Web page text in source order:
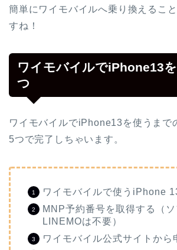
簡単にワイモバイルへ乗り換えるこ
すね！
ワイモバイルでiPhone13
つ
ワイモバイルでiPhone13を使うまで
5つで完了しちゃいます。
ワイモバイルで使うiPhone
MNP予約番号を取得する（ソ
LINEMOは不要）
ワイモバイル公式サイトから